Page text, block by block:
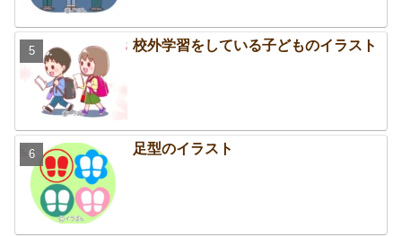
校外学習をしている子どものイラスト
足型のイラスト